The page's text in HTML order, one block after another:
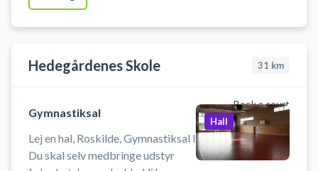
Hedegårdenes Skole 31 km
Book a court
Gymnastiksal
Lej en hal, Roskilde, Gymnastiksal I
Du skal selv medbringe udstyr
Hall